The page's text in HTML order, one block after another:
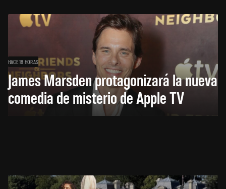
HACE 18 HORAS
James Marsden protagonizará la nueva
comedia de misterio de Apple TV